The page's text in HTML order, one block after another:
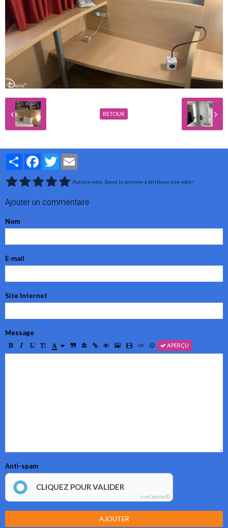
RETOUR
PartagerFacebookTwitter
Aucune note. Soyez le premier à attribuer une note !
Ajouter un commentaire
Nom
E-mail
Site Internet
Message
APERÇU
Anti-spam
CLIQUEZ POUR VALIDER
IconCaptcha ©
AJOUTER